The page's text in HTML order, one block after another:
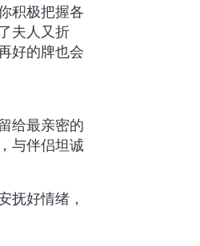
积极把握各
夫人又折
好的牌也会
给最亲密的
与伴侣坦诚
抚好情绪，